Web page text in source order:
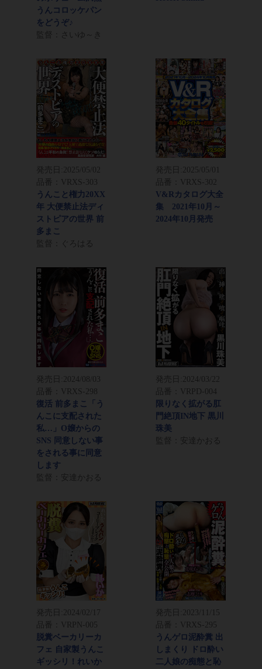
うんコロッケパン
をどうぞ♪
監督：さいゆ～き
発売日: 2025/05/02
品番：VRXS-303
うんこと権力20XX
年 大便禁止法ディ
ストピアの世界 前
多まこ
監督：ぐろはる
発売日: 2025/05/01
品番：VRXS-302
V&Rカタログ大全
集 2021年10月～
2024年10月発売
発売日:
2024/08/03
品番：VRXS-298
復活 前多まこ「う
んこに支配された
私…」O嬢からの
SNS 同意しない事
をされる事に同意
します
監督：安達かおる
発売日:
2024/03/22
品番：VRPD-004
限りなく拡がる肛
門絶頂IN地下 黒川
珠美
監督：安達かおる
発売日: 2024/02/17
品番：VRPN-005
脱糞ベーカリーカ
フェ 自家製うんこ
ギッシリ！れいか
発売日: 2023/11/15
品番：VRXS-295
うんゲロ泥酔糞 出
しまくり ドロ酔い
二人娘の痴態と恥